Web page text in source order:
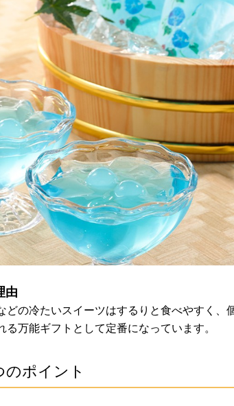
由
どの冷たいスイーツはするりと食べやすく、
万能ギフトとして定番になっています。
ポイント